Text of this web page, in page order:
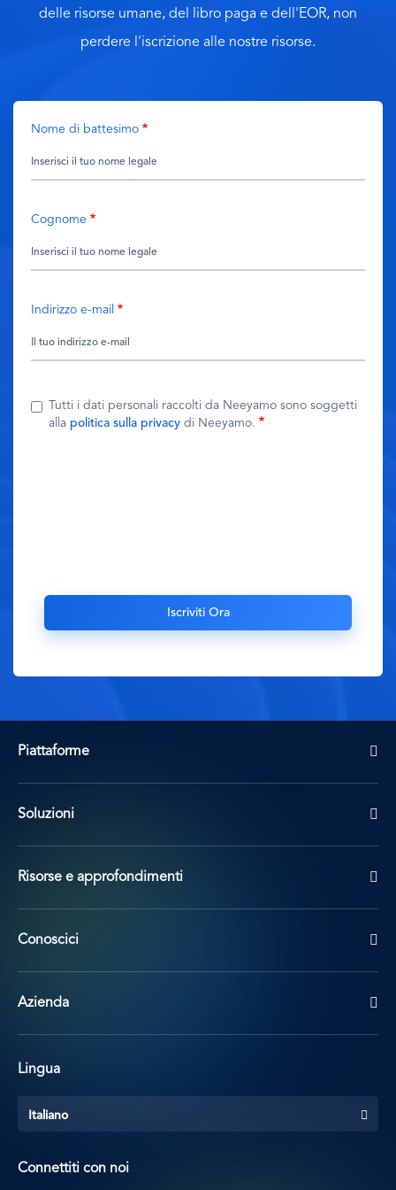
delle risorse umane, del libro paga e dell'EOR, non
perdere l'iscrizione alle nostre risorse.
Nome di battesimo
Cognome
Indirizzo e-mail
Tutti i dati personali raccolti da Neeyamo sono soggetti
alla politica sulla privacy di Neeyamo.
Piattaforme
Soluzioni
Risorse e approfondimenti
Conoscici
Azienda
Lingua
Italiano
Connettiti con noi